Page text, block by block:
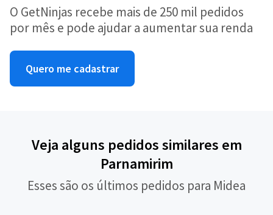
O GetNinjas recebe mais de 250 mil pedidos
por mês e pode ajudar a aumentar sua renda
Quero me cadastrar
Veja alguns pedidos similares em
Parnamirim
Esses são os últimos pedidos para Midea